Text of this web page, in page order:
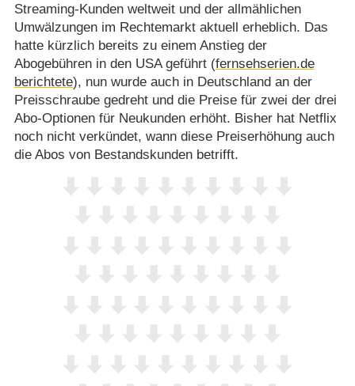
Streaming-Kunden weltweit und der allmählichen
Umwälzungen im Rechtemarkt aktuell erheblich. Das
hatte kürzlich bereits zu einem Anstieg der
Abogebühren in den USA geführt (fernsehserien.de
berichtete), nun wurde auch in Deutschland an der
Preisschraube gedreht und die Preise für zwei der drei
Abo-Optionen für Neukunden erhöht. Bisher hat Netflix
noch nicht verkündet, wann diese Preiserhöhung auch
die Abos von Bestandskunden betrifft.